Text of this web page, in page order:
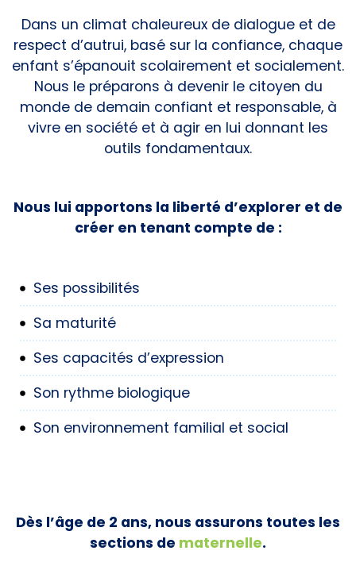
Dans un climat chaleureux de dialogue et de
respect d’autrui, basé sur la confiance, chaque
enfant s’épanouit scolairement et socialement.
Nous le préparons à devenir le citoyen du
monde de demain confiant et responsable, à
vivre en société et à agir en lui donnant les
outils fondamentaux.
Nous lui apportons la liberté d’explorer et de
créer en tenant compte de :
Ses possibilités
Sa maturité
Ses capacités d’expression
Son rythme biologique
Son environnement familial et social
Dès l’âge de 2 ans, nous assurons toutes les
sections de maternelle.